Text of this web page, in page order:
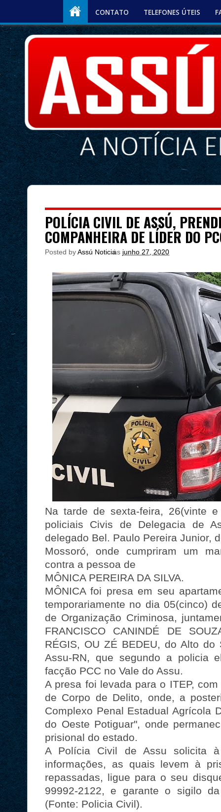
CONTATO TELEFONES ÚTEIS
POLÍCIA CIVIL DE ASSÚ,
COMPANHEIRA DE LÍDER DO
Posted byAssú Noticia
às junho 27, 2020
Na tarde de sexta-feira, 26(vinte
policiais Civis de Delegacia de
delegado Bel. Paulo Pereira Junior,
Mossoró, onde cumpriram um
contra a pessoa de
MÔNICA PEREIRA DA SILVA.
MÔNICA foi presa em seu
temporariamente no dia 05(cinco)
de Organização Criminosa,
FRANCISCO CANINDÉ DE
RÉGIS, OU ZÉ BEDEU, do Alto
Assu-RN, que segundo a policia
facção PCC no Vale do Assu.
A presa foi levada para o ITEP,
de Corpo de Delito, onde, a
Complexo Penal Estadual Agrícola
do Oeste Potiguar", onde
prisional do estado.
A Polícia Civil de Assu solicita
informações, as quais levem à
repassadas, ligue para o seu
99992-2122, e garante o sigilo
(Fonte: Policia Civil).